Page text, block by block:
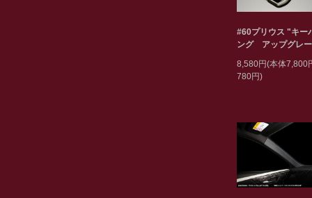
#60プリウス "キー
ング アップグレ
8,580円(本体7,800
780円)